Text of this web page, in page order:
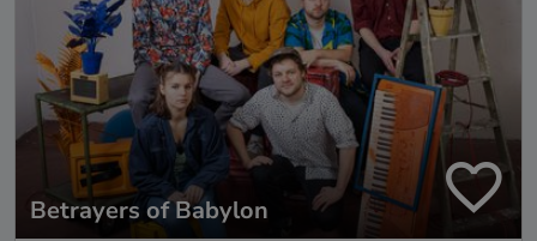
Betrayers of Babylon